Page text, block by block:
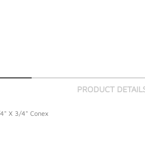
PRODUCT
X 3/4" Conex